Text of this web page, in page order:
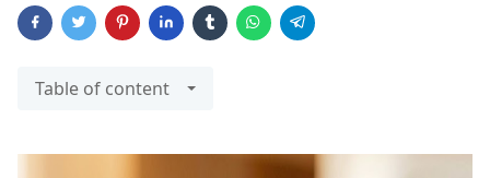
Table of content